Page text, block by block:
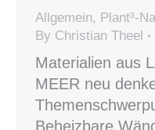
Allgemein, Plant³-
By Christian Theel
Materialien aus
MEER neu
Beheizbare